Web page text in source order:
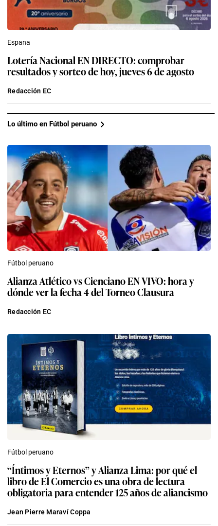
Espana
Lotería Nacional EN DIRECTO: comprobar
resultados y sorteo de hoy, jueves 6 de agosto
Redacción EC
Lo último en Fútbol peruano
Fútbol peruano
Alianza Atlético vs Cienciano EN VIVO: hora y
dónde ver la fecha 4 del Torneo Clausura
Redacción EC
Fútbol peruano
“Íntimos y Eternos” y Alianza Lima: por qué el
libro de El Comercio es una obra de lectura
obligatoria para entender 125 años de aliancismo
Jean Pierre Maraví Coppa